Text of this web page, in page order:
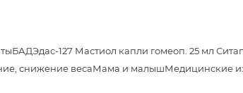
БАДЭдас-127 Мастиол капли гомеоп. 25 мл
снижение весаМама и малышМедицинские